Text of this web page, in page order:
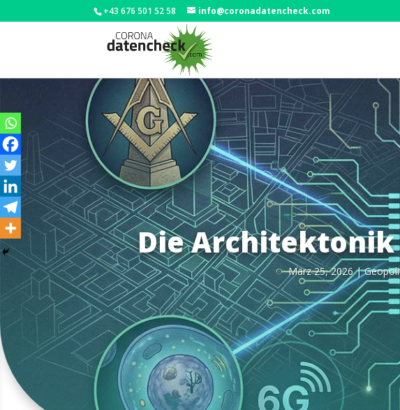
+43 676 501 52 58 info@coronadatencheck.com
Die Architektonik
März 25, 2026|